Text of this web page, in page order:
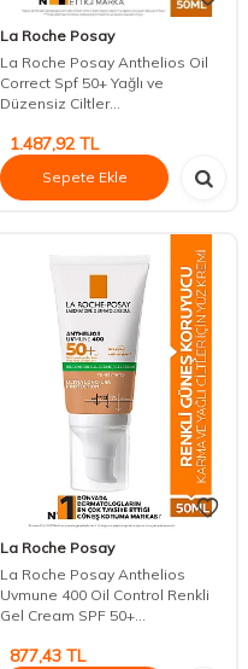
La Roche Posay
La Roche Posay Anthelios Oil
Correct Spf 50+ Yağlı ve
Düzensiz Ciltler...
1.487,92 TL
Sepete Ekle
La Roche Posay
La Roche Posay Anthelios
Uvmune 400 Oil Control Renkli
Gel Cream SPF 50+...
877,43 TL